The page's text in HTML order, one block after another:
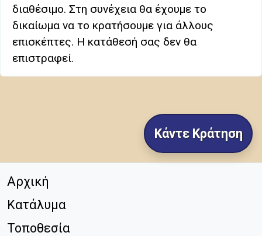
διαθέσιμο. Στη συνέχεια θα έχουμε το
δικαίωμα να το κρατήσουμε για άλλους
επισκέπτες. Η κατάθεσή σας δεν θα
επιστραφεί.
Κάντε Κράτηση
Αρχική
Κατάλυμα
Τοποθεσία